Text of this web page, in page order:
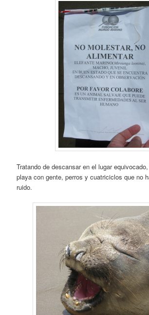
Tratando de descansar en el lugar
playa con gente, perros y cuatriciclos que no
ruido.